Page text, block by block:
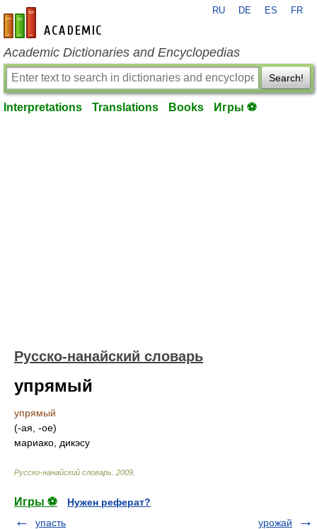
en-academic.com
RU DE ES FR
Academic Dictionaries and Encyclopedias
Search!
Interpretations Translations Books Игры ⚽
Русско-нанайский словарь
упрямый
упрямый
(-ая, -ое)
мариако, дикэсу
Русско-нанайский словарь 2009
Игры ⚽
Нужен реферат?
упасть
урожай